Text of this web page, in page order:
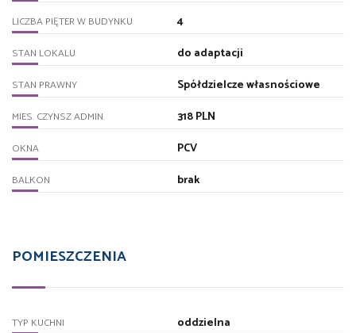
LICZBA PIĘTER W BUDYNKU 4
STAN LOKALU do adaptacji
STAN PRAWNY Spółdzielcze własnościowe
MIES. CZYNSZ ADMIN. 318 PLN
OKNA PCV
BALKON brak
POMIESZCZENIA
TYP KUCHNI oddzielna